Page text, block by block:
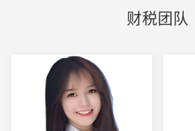
财税团队